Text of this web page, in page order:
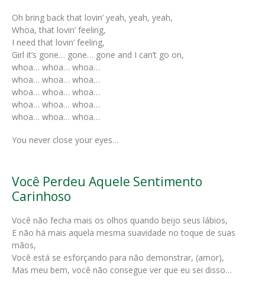
Oh bring back that lovin’ yeah, yeah, yeah,
Whoa, that lovin’ feeling,
I need that lovin’ feeling,
Girl it’s gone… gone… gone and I can’t go on,
whoa… whoa… whoa…
whoa… whoa… whoa…
whoa… whoa… whoa…
whoa… whoa… whoa…
whoa… whoa… whoa…
You never close your eyes…
Você Perdeu Aquele Sentimento
Carinhoso
Você não fecha mais os olhos quando beijo seus lábios,
E não há mais aquela mesma suavidade no toque de suas
mãos,
Você está se esforçando para não demonstrar, (amor),
Mas meu bem, você não consegue ver que eu sei disso…